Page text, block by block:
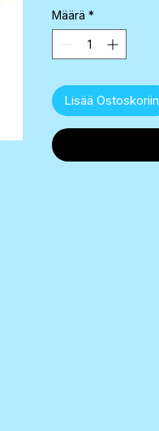
Määrä *
Lisää Ostoskoriin